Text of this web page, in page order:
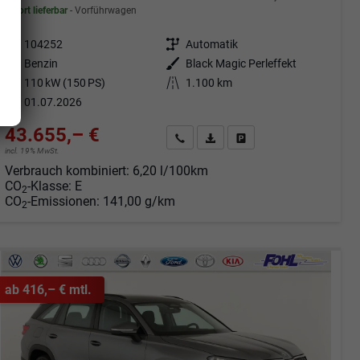
sofort lieferbar Vorführwagen
104252 Getriebe Automatik
Benzin Außenfarbe
Black Magic Perleffekt
110 kW (150 PS) Kilometerstand
1.100 km
01.07.2026
43.655,– €
incl. 19% MwSt.
Angebot anfordern
Fahrzeugexpose (PDF)
Fahrzeug parken
Verbrauch kombiniert: 6,20 l/100km
CO2-Klasse: E
CO2-Emissionen: 141,00 g/km
ab 416,– € mtl.